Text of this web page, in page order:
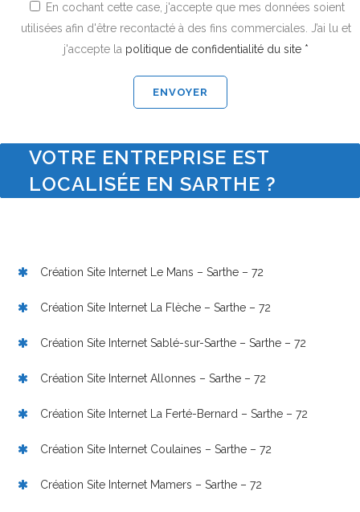
En cochant cette case, j'accepte que mes données soient
utilisées afin d'être recontacté à des fins commerciales. J’ai lu et
j'accepte la politique de confidentialité du site *
VOTRE ENTREPRISE EST
LOCALISÉE EN SARTHE ?
Création Site Internet Le Mans – Sarthe – 72
Création Site Internet La Flèche – Sarthe – 72
Création Site Internet Sablé-sur-Sarthe – Sarthe – 72
Création Site Internet Allonnes – Sarthe – 72
Création Site Internet La Ferté-Bernard – Sarthe – 72
Création Site Internet Coulaines – Sarthe – 72
Création Site Internet Mamers – Sarthe – 72